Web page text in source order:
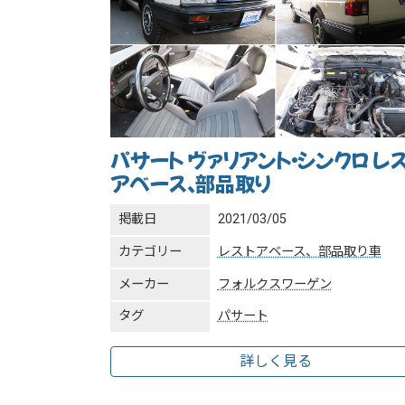
パサート ヴァリアント・シンクロ レ
アベース、部品取り
掲載日 2021/03/05
カテゴリー レストアベース、部品取り車
メーカー フォルクスワーゲン
タグ パサート
詳しく見る